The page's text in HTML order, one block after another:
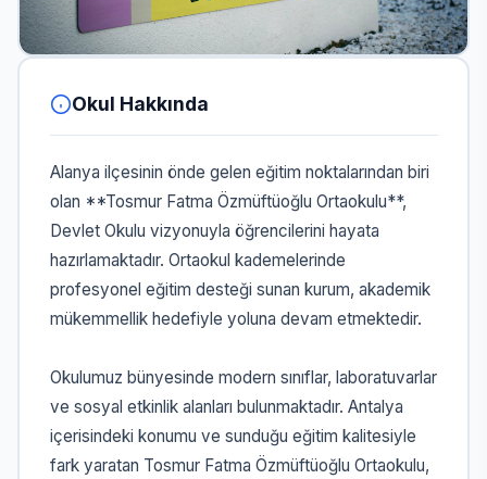
Okul Hakkında
Alanya ilçesinin önde gelen eğitim noktalarından biri
olan **Tosmur Fatma Özmüftüoğlu Ortaokulu**,
Devlet Okulu vizyonuyla öğrencilerini hayata
hazırlamaktadır. Ortaokul kademelerinde
profesyonel eğitim desteği sunan kurum, akademik
mükemmellik hedefiyle yoluna devam etmektedir.
Okulumuz bünyesinde modern sınıflar, laboratuvarlar
ve sosyal etkinlik alanları bulunmaktadır. Antalya
içerisindeki konumu ve sunduğu eğitim kalitesiyle
fark yaratan Tosmur Fatma Özmüftüoğlu Ortaokulu,